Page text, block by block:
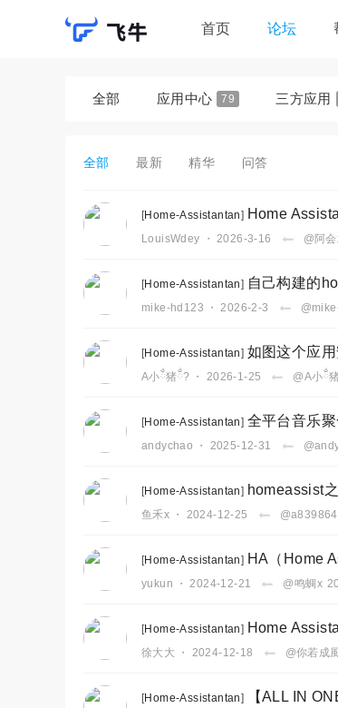
首页 论坛
全部 应用中心 79 三方应用
qBittorrent 其他 84
全部 最新 精华 问答
[Home-Assistantan] Home
LouisWdey ・ 2026-3-16 @阿
[Home-Assistantan] 自己构建的
mike-hd123 ・ 2026-2-3
[Home-Assistantan] 如图这个应
A小ྂ猪ྂ? ・ 2026-1-25 @A小ྂ
[Home-Assistantan] 全平台音乐
andychao ・ 2025-12-31
[Home-Assistantan] homeassist
鱼禾x ・ 2024-12-25
[Home-Assistantan] HA（Home
yukun ・ 2024-12-21 @鸣蜩x
[Home-Assistantan] Home
徐大大 ・ 2024-12-18 @你若成
[Home-Assistantan] 【ALL IN